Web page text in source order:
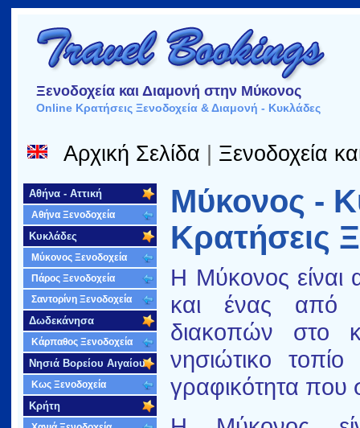
Ξενοδοχεία και Διαμονή στην Μύκονος
Online Κρατήσεις Ξενοδοχεία & Διαμονή - Κυκλάδες
Αρχική Σελίδα Ξενοδοχεία
Αθήνα - Αττική
Αθήνα Ξενοδοχεία
Κυκλάδες
Μύκονος Ξενοδοχεία
Πάρος Ξενοδοχεία
Σαντορίνη Ξενοδοχεία
Δωδεκάνησα
Κάρπαθος Ξενοδοχεία
Νησιά Βορείου Αιγαίου
Κως Ξενοδοχεία
Κρήτη
Μύκονος -
Κρατήσεις
Η Μύκονος είναι
και ένας από
διακοπών στο
νησιώτικο
γραφικότητα που